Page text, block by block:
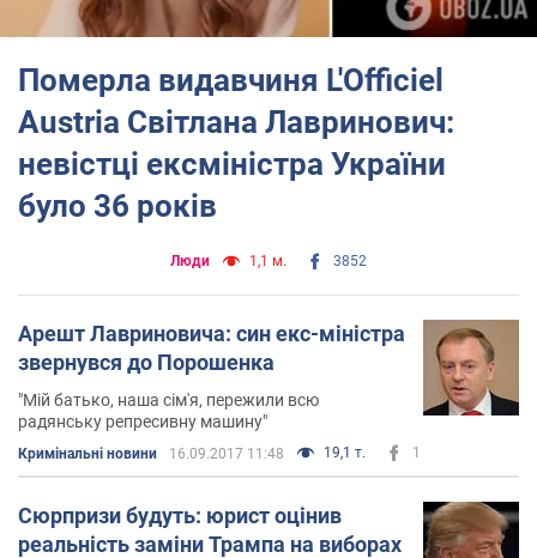
Померла видавчиня L'Officiel
Austria Світлана Лавринович:
невістці ексміністра України
було 36 років
Люди 1,1 м. 3852
Арешт Лавриновича: син екс-міністра
звернувся до Порошенка
"Мій батько, наша сім'я, пережили всю
радянську репресивну машину"
Кримінальні новини 16.09.2017 11:48 19,1 т. 1
Сюрпризи будуть: юрист оцінив
реальність заміни Трампа на виборах